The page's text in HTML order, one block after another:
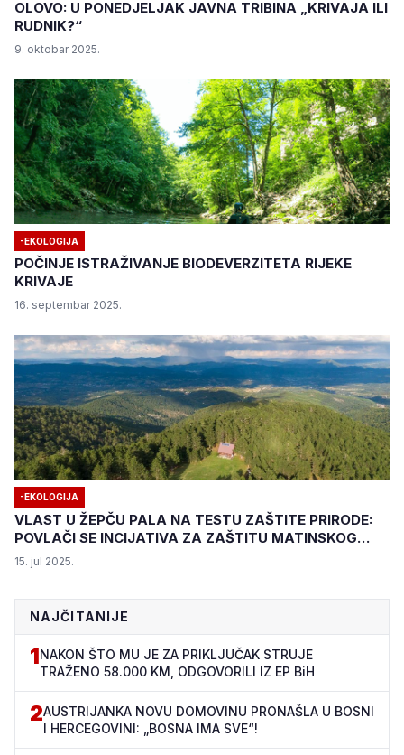
OLOVO: U PONEDJELJAK JAVNA TRIBINA „KRIVAJA ILI
RUDNIK?“
9. oktobar 2025.
-EKOLOGIJA
POČINJE ISTRAŽIVANJE BIODEVERZITETA RIJEKE
KRIVAJE
16. septembar 2025.
-EKOLOGIJA
VLAST U ŽEPČU PALA NA TESTU ZAŠTITE PRIRODE:
POVLAČI SE INCIJATIVA ZA ZAŠTITU MATINSKOG
VISA
15. jul 2025.
NAJČITANIJE
1NAKON ŠTO MU JE ZA PRIKLJUČAK STRUJE
TRAŽENO 58.000 KM, ODGOVORILI IZ EP BiH
2AUSTRIJANKA NOVU DOMOVINU PRONAŠLA U BOSNI
I HERCEGOVINI: „BOSNA IMA SVE“!